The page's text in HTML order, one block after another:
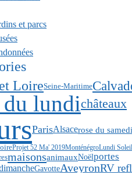
et parcs
LoireSeine-Maritime
lundichâteaux
ParisAlsacerose du samedi
Projet 52 Ma' 2019MonténégroLundi
maisonsanimauxNoëlportes
GavotteAveyronRV